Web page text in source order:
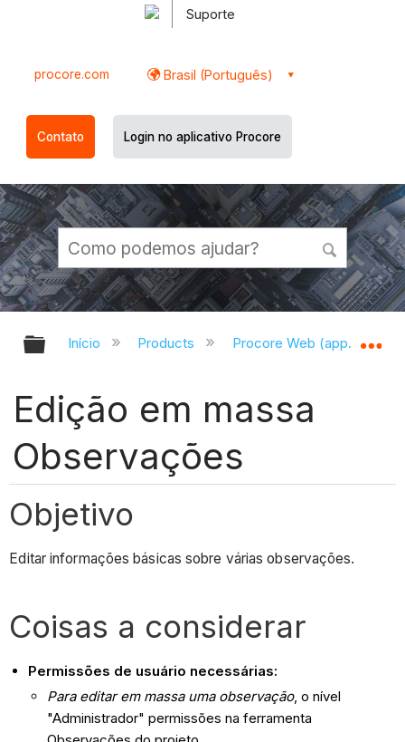
Suporte
procore.com Brasil (Português)
Contato Login no aplicativo Procore
Expandir/recolher hierarquia
Início Products Procore Web
Edição em massa
Observações
Objetivo
Editar informações básicas sobre várias observações.
Coisas a considerar
Permissões de usuário necessárias:
Para editar em massa uma observação, o nível
"Administrador" permissões na ferramenta